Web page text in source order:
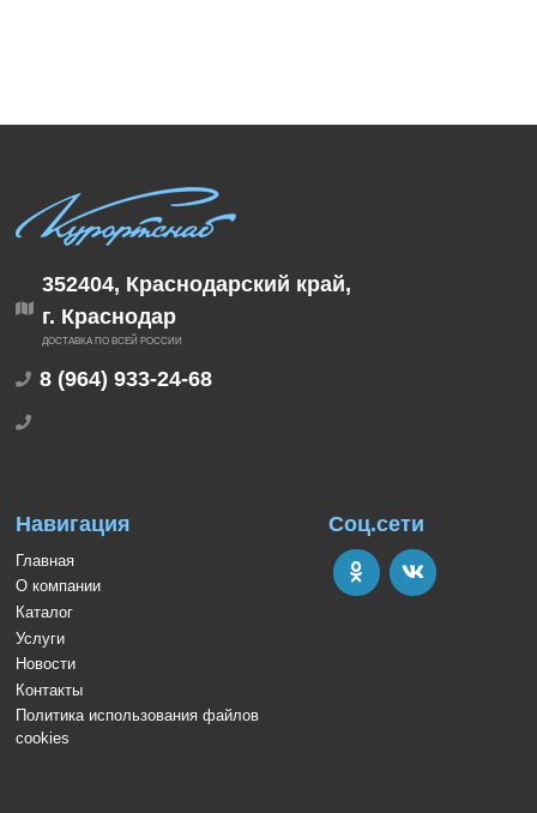
352404, Краснодарский край,
г. Краснодар
ДОСТАВКА ПО ВСЕЙ РОССИИ
8 (964) 933-24-68
Навигация
Главная
О компании
Каталог
Услуги
Новости
Контакты
Политика использования файлов
cookies
Соц.сети